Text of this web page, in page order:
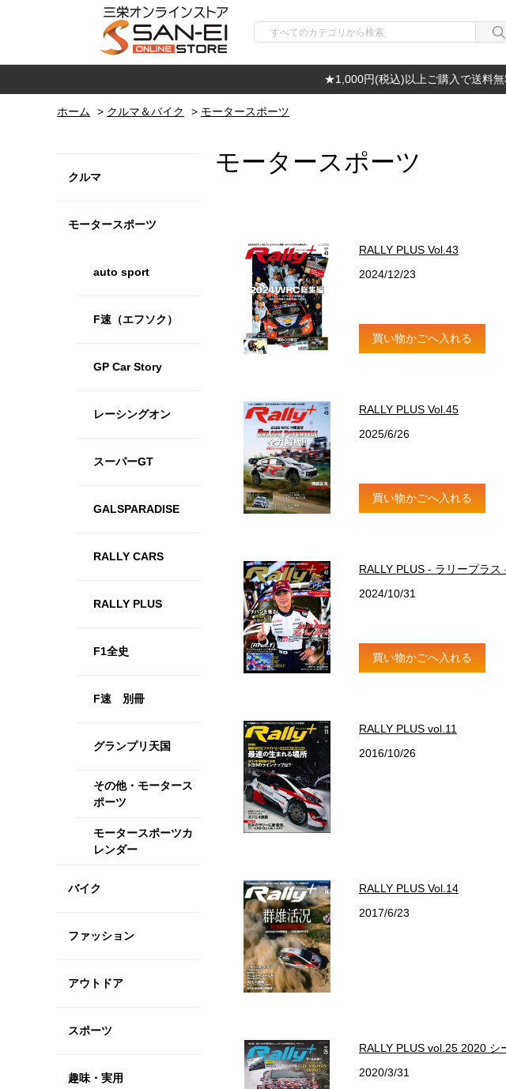
★1,000円(税込)以上ご購入で送料
ホーム > クルマ＆バイク > モータースポーツ
クルマ
モータースポーツ
auto sport
F速（エフソク）
GP Car Story
レーシングオン
スーパーGT
GALSPARADISE
RALLY CARS
RALLY PLUS
F1全史
F速 別冊
グランプリ天国
その他・モータース
ポーツ
モータースポーツカ
レンダー
バイク
ファッション
アウトドア
スポーツ
趣味・実用
モータースポーツ
RALLY PLUS Vol.43
2024/12/23
買い物かごへ入れる
RALLY PLUS Vol.45
2025/6/26
買い物かごへ入れる
RALLY PLUS - ラリープラス
2024/10/31
買い物かごへ入れる
RALLY PLUS vol.11
2016/10/26
RALLY PLUS Vol.14
2017/6/23
RALLY PLUS vol.25 2020 シ
2020/3/31